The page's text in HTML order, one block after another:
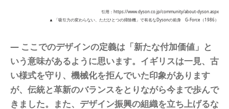
引用：https://www.dyson.co.jp/community/about-dyson.aspx
▲ 「吸引力の変わらない、ただひとつの掃除機」で有名なDysonの前身 G-Force（1986）
― ここでのデザインの定義は「新たな付加価値」と
いう意味があるように思います。イギリスは一見、古
い様式を守り、機械化を拒んでいた印象があります
が、伝統と革新のバランスをとりながら今まで歩んで
きました。また、デザイン振興の組織を立ち上げるな